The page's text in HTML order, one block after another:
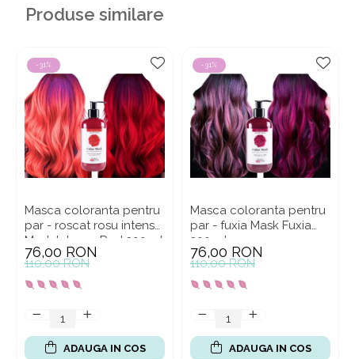
Produse similare
-31%
Masca coloranta pentru
par - roscat rosu intens
Mask Intense Red 300 ml
110,00 RON
76,00 RON
ADAUGA IN COS
-31%
Masca coloranta pentru
par - fuxia Mask Fuxia
300 ml
110,00 RON
76,00 RON
ADAUGA IN COS